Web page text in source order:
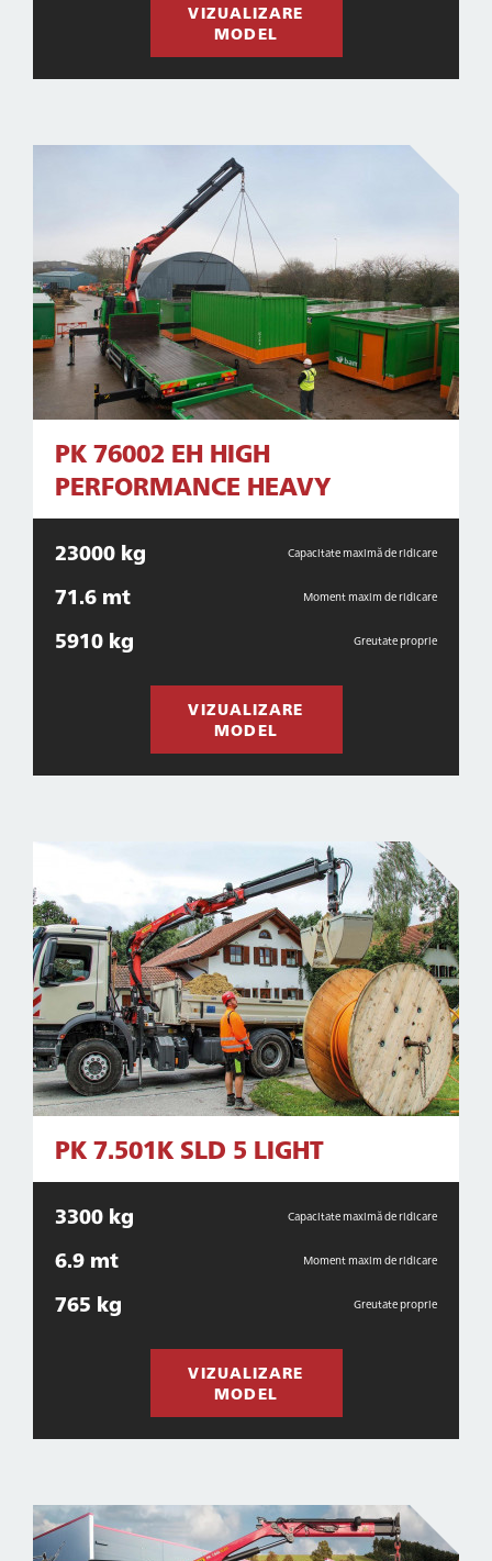
VIZUALIZARE
MODEL
PK 76002 EH HIGH
PERFORMANCE HEAVY
23000 kg Capacitate maximă de ridicare
71.6 mt Moment maxim de ridicare
5910 kg Greutate proprie
VIZUALIZARE
MODEL
PK 7.501K SLD 5 LIGHT
3300 kg Capacitate maximă de ridicare
6.9 mt Moment maxim de ridicare
765 kg Greutate proprie
VIZUALIZARE
MODEL